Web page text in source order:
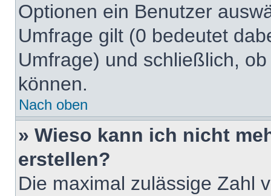
Optionen ein Benutzer
Umfrage gilt (0 bedeutet
Umfrage) und schließlich,
können.
Nach oben
» Wieso kann ich nicht
erstellen?
Die maximal zulässige Zahl